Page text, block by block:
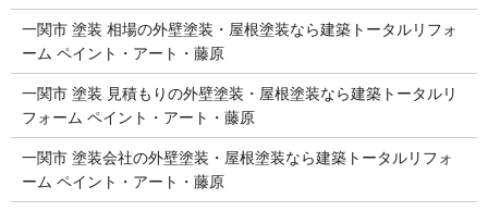
一関市 塗装 相場の外壁塗装・屋根塗装なら建築トータルリフォ
ーム ペイント・アート・藤原
一関市 塗装 見積もりの外壁塗装・屋根塗装なら建築トータルリ
フォーム ペイント・アート・藤原
一関市 塗装会社の外壁塗装・屋根塗装なら建築トータルリフォ
ーム ペイント・アート・藤原